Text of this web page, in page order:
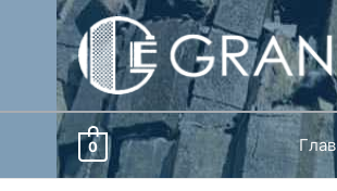
Перейти
содержимому
0